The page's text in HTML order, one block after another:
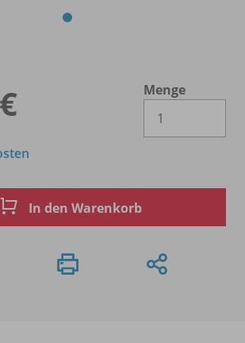
Menge
In den Warenkorb